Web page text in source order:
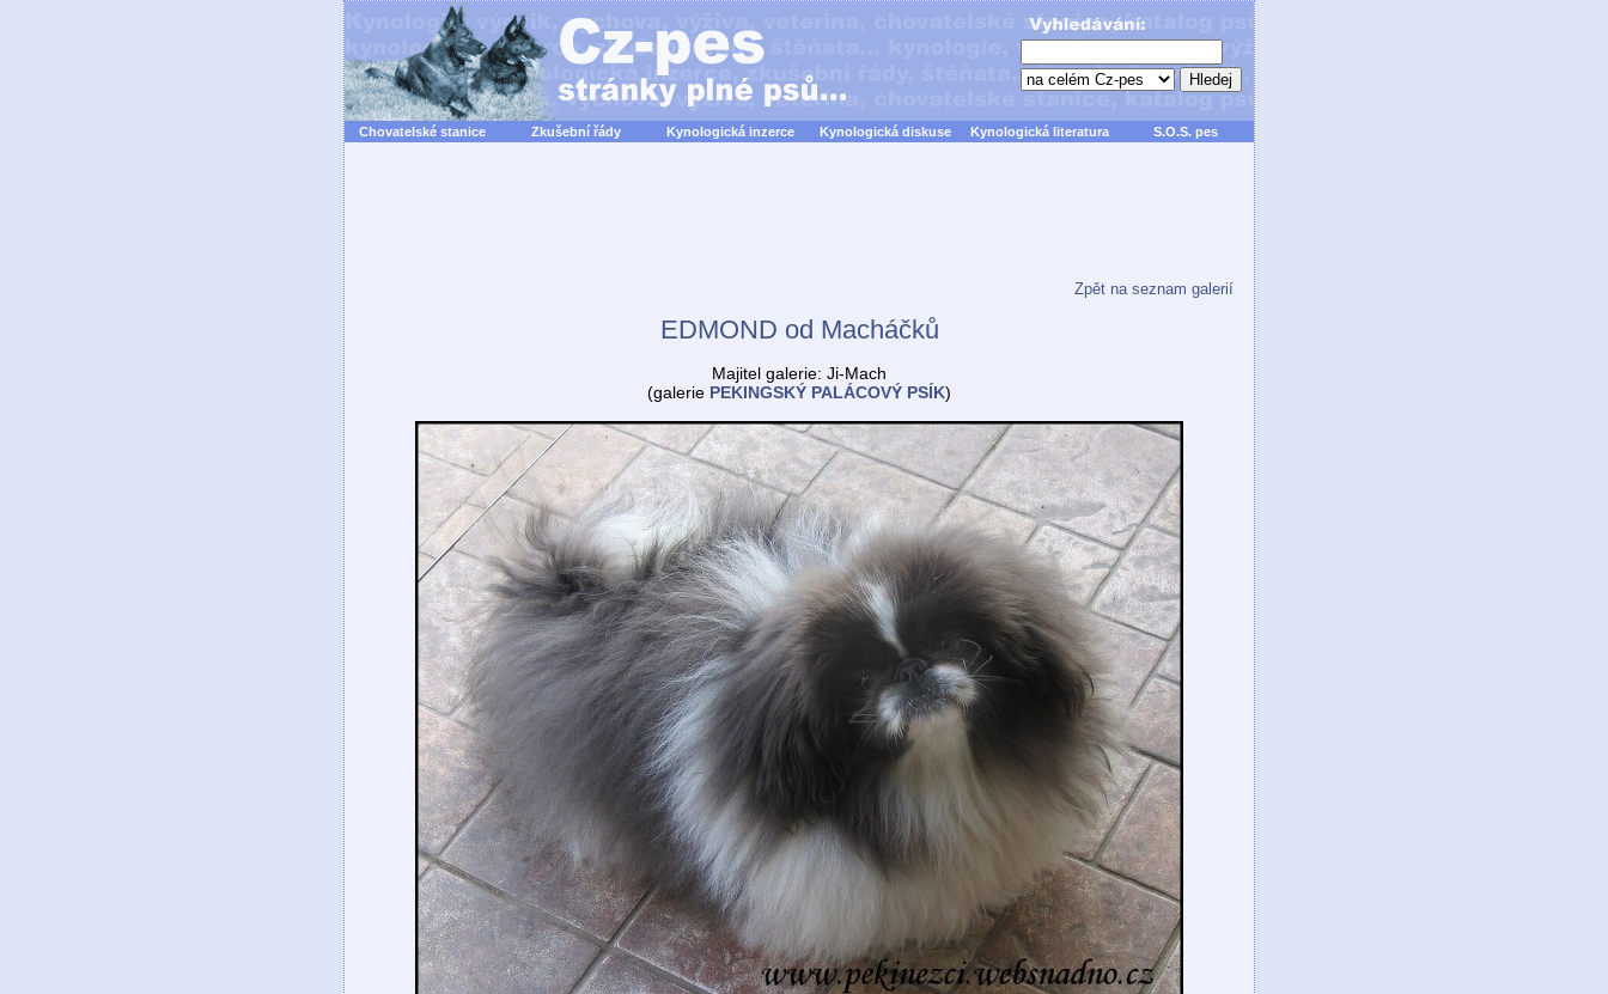
Chovatelské stanice Zkušební řády Kynologická inzerce Kynologická diskuse Kynologická literatura S.O.S. pes
Zpět na seznam galerií
EDMOND od Macháčků
Majitel galerie: Ji-Mach
(galerie PEKINGSKÝ PALÁCOVÝ PSÍK)